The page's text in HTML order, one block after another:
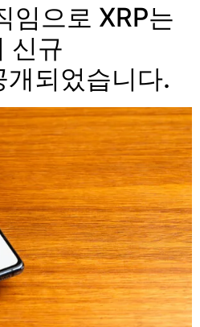
임으로 XRP는
신규
되었습니다.